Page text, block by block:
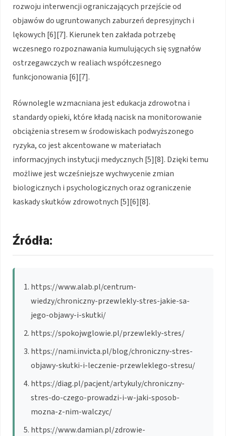
rozwoju interwencji ograniczających przejście od
objawów do ugruntowanych zaburzeń depresyjnych i
lękowych [6][7]. Kierunek ten zakłada potrzebę
wczesnego rozpoznawania kumulujących się sygnałów
ostrzegawczych w realiach współczesnego
funkcjonowania [6][7].
Równolegle wzmacniana jest edukacja zdrowotna i
standardy opieki, które kładą nacisk na monitorowanie
obciążenia stresem w środowiskach podwyższonego
ryzyka, co jest akcentowane w materiałach
informacyjnych instytucji medycznych [5][8]. Dzięki temu
możliwe jest wcześniejsze wychwycenie zmian
biologicznych i psychologicznych oraz ograniczenie
kaskady skutków zdrowotnych [5][6][8].
Źródła:
https://www.alab.pl/centrum-
wiedzy/chroniczny-przewlekly-stres-jakie-sa-
jego-objawy-i-skutki/
https://spokojwglowie.pl/przewlekly-stres/
https://nami.invicta.pl/blog/chroniczny-stres-
objawy-skutki-i-leczenie-przewleklego-stresu/
https://diag.pl/pacjent/artykuly/chroniczny-
stres-do-czego-prowadzi-i-w-jaki-sposob-
mozna-z-nim-walczyc/
https://www.damian.pl/zdrowie-